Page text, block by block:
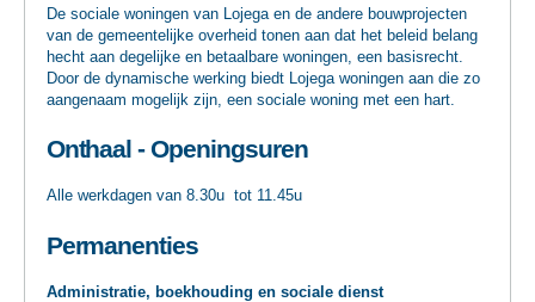
SENIOREN
De sociale woningen van Lojega en de andere bouwprojecten
van de gemeentelijke overheid tonen aan dat het beleid belang
hecht aan degelijke en betaalbare woningen, een basisrecht.
Door de dynamische werking biedt Lojega woningen aan die zo
aangenaam mogelijk zijn, een sociale woning met een hart.
Onthaal - Openingsuren
Alle werkdagen van 8.30u tot 11.45u
Permanenties
Administratie, boekhouding en sociale dienst